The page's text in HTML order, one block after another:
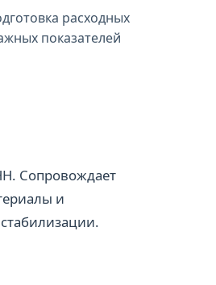
расходных
показателей
Сопровождает
и